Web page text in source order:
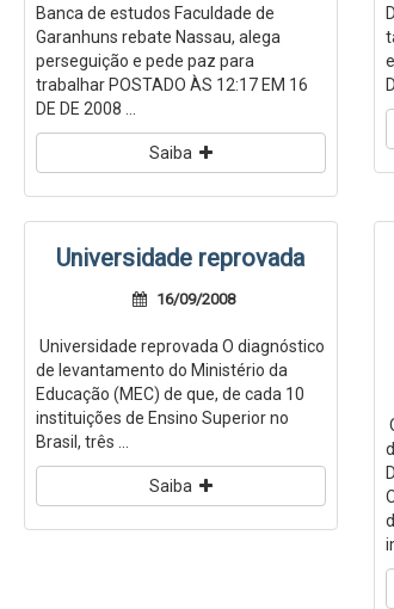
Banca de estudos Faculdade de
Garanhuns rebate Nassau, alega
perseguição e pede paz para
trabalhar POSTADO ÀS 12:17 EM 16
DE DE 2008 ...
Saiba
Universidade reprovada
16/09/2008
Universidade reprovada O diagnóstico
de levantamento do Ministério da
Educação (MEC) de que, de cada 10
instituições de Ensino Superior no
Brasil, três ...
Saiba